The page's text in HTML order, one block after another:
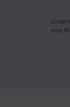
von